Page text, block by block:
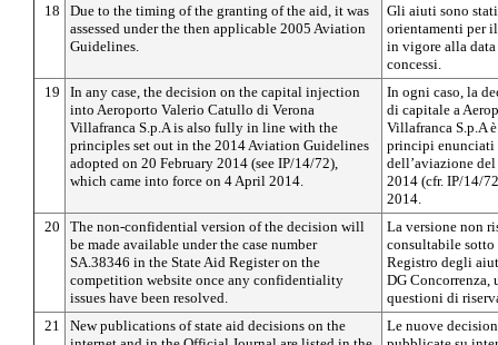
18
Due to the timing of the granting of the aid, it was
assessed under the then applicable 2005 Aviation
Guidelines.
Gli aiuti sono
orientamenti per
in vigore alla
concessi.
19
In any case, the decision on the capital injection
into Aeroporto Valerio Catullo di Verona
Villafranca S.p.A is also fully in line with the
principles set out in the 2014 Aviation Guidelines
adopted on 20 February 2014 (see IP/14/72),
which came into force on 4 April 2014.
In ogni caso, la
di capitale a
Villafranca S.p.A
principi enunciati
dell’aviazione
2014 (cfr. IP/14/
2014.
20
The non-confidential version of the decision will
be made available under the case number
SA.38346 in the State Aid Register on the
competition website once any confidentiality
issues have been resolved.
La versione non
consultabile
Registro degli
DG
questioni di
21
New publications of state aid decisions on the
Le nuove